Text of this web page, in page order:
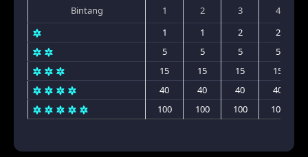
Bintang 1 2 3
4
1
1 2
2
5
5 5
5
15
15 15
15
40
40 40
40
100
100 100 100